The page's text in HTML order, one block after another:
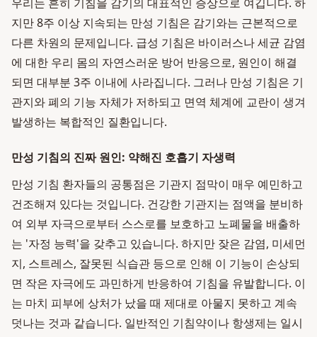
지만 8주 이상 지속되는 만성 기침은 감기와는 근본적으로
다른 차원의 문제입니다. 급성 기침은 바이러스나 세균 감염
에 대한 우리 몸의 자연스러운 방어 반응으로, 원인이 해결
되면 대부분 3주 이내에 사라집니다. 그러나 만성 기침은 기
관지와 폐의 기능 자체가 저하되고 면역 체계에 교란이 생겨
발생하는 복합적인 질환입니다.
만성 기침의 진짜 원인: 약해진 호흡기 자생력
만성 기침 환자들의 공통점은 기관지 점막이 매우 예민하고
건조해져 있다는 것입니다. 건강한 기관지는 점액을 분비하
여 외부 자극으로부터 스스로를 보호하고 노폐물을 배출하
는 '자정 능력'을 갖추고 있습니다. 하지만 잦은 감염, 미세먼
지, 스트레스, 잘못된 식습관 등으로 인해 이 기능이 손상되
면 작은 자극에도 과민하게 반응하여 기침을 유발합니다. 이
는 마치 피부에 상처가 났을 때 제대로 아물지 못하고 계속
덧나는 것과 같습니다. 일반적인 기침약이나 항생제는 일시